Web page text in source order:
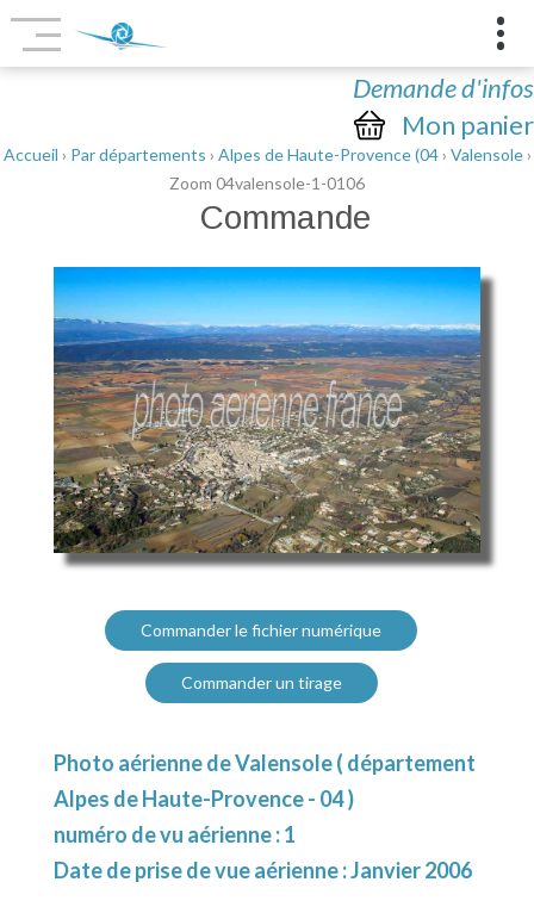
Demande d'infos
Mon panier
Accueil › Par départements › Alpes de Haute-Provence (04› Valensole›
Zoom 04valensole-1-0106
Commande
Commander le fichier numérique
Commander un tirage
Photo aérienne de Valensole ( département
Alpes de Haute-Provence - 04 )
numéro de vu aérienne : 1
Date de prise de vue aérienne : Janvier 2006